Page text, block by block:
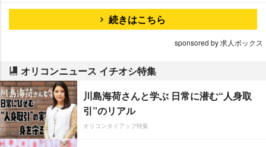
続きはこちら
sponsored by 求人ボックス
オリコンニュース イチオシ特集
川島海荷さんと学ぶ 日常に潜む“人身取
引”のリアル
オリコンタイアップ特集